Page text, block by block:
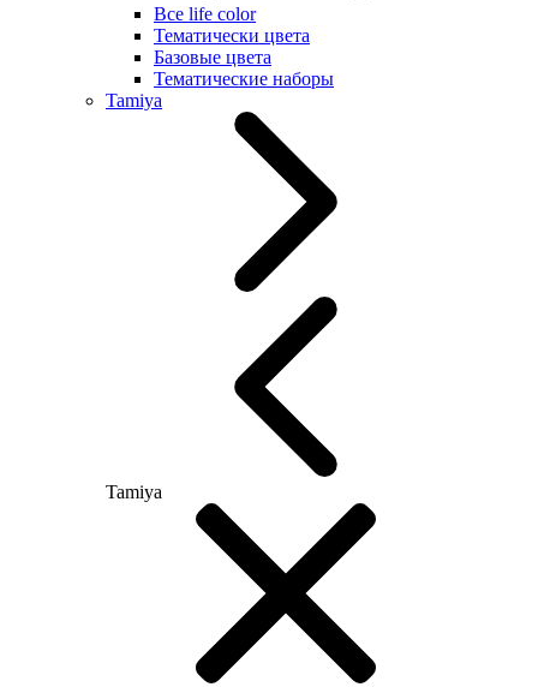
Все life color
Тематически цвета
Базовые цвета
Тематические наборы
Tamiya
Tamiya